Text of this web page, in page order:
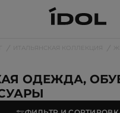
ОДЕЖДА,